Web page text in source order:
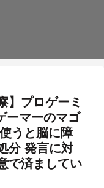
】プロゲーミ
ーマーのマゴ
うと脳に障
分 発言に対
で済ましてい